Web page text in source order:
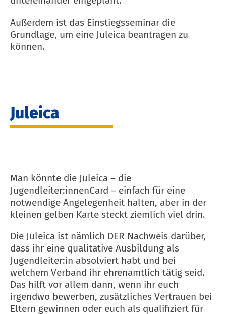
Außerdem ist das Einstiegsseminar die
Grundlage, um eine Juleica beantragen zu
können.
Juleica
Man könnte die Juleica – die
Jugendleiter:innenCard – einfach für eine
notwendige Angelegenheit halten, aber in der
kleinen gelben Karte steckt ziemlich viel drin.
Die Juleica ist nämlich DER Nachweis darüber,
dass ihr eine qualitative Ausbildung als
Jugendleiter:in absolviert habt und bei
welchem Verband ihr ehrenamtlich tätig seid.
Das hilft vor allem dann, wenn ihr euch
irgendwo bewerben, zusätzliches Vertrauen bei
Eltern gewinnen oder euch als qualifiziert für